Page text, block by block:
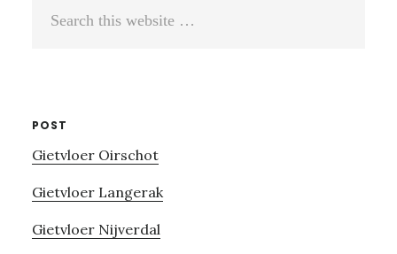
POST
Gietvloer Oirschot
Gietvloer Langerak
Gietvloer Nijverdal